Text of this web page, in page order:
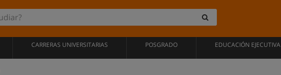
CARRERAS UNIVERSITARIAS POSGRADO EDUCACIÓN EJECUTIVA